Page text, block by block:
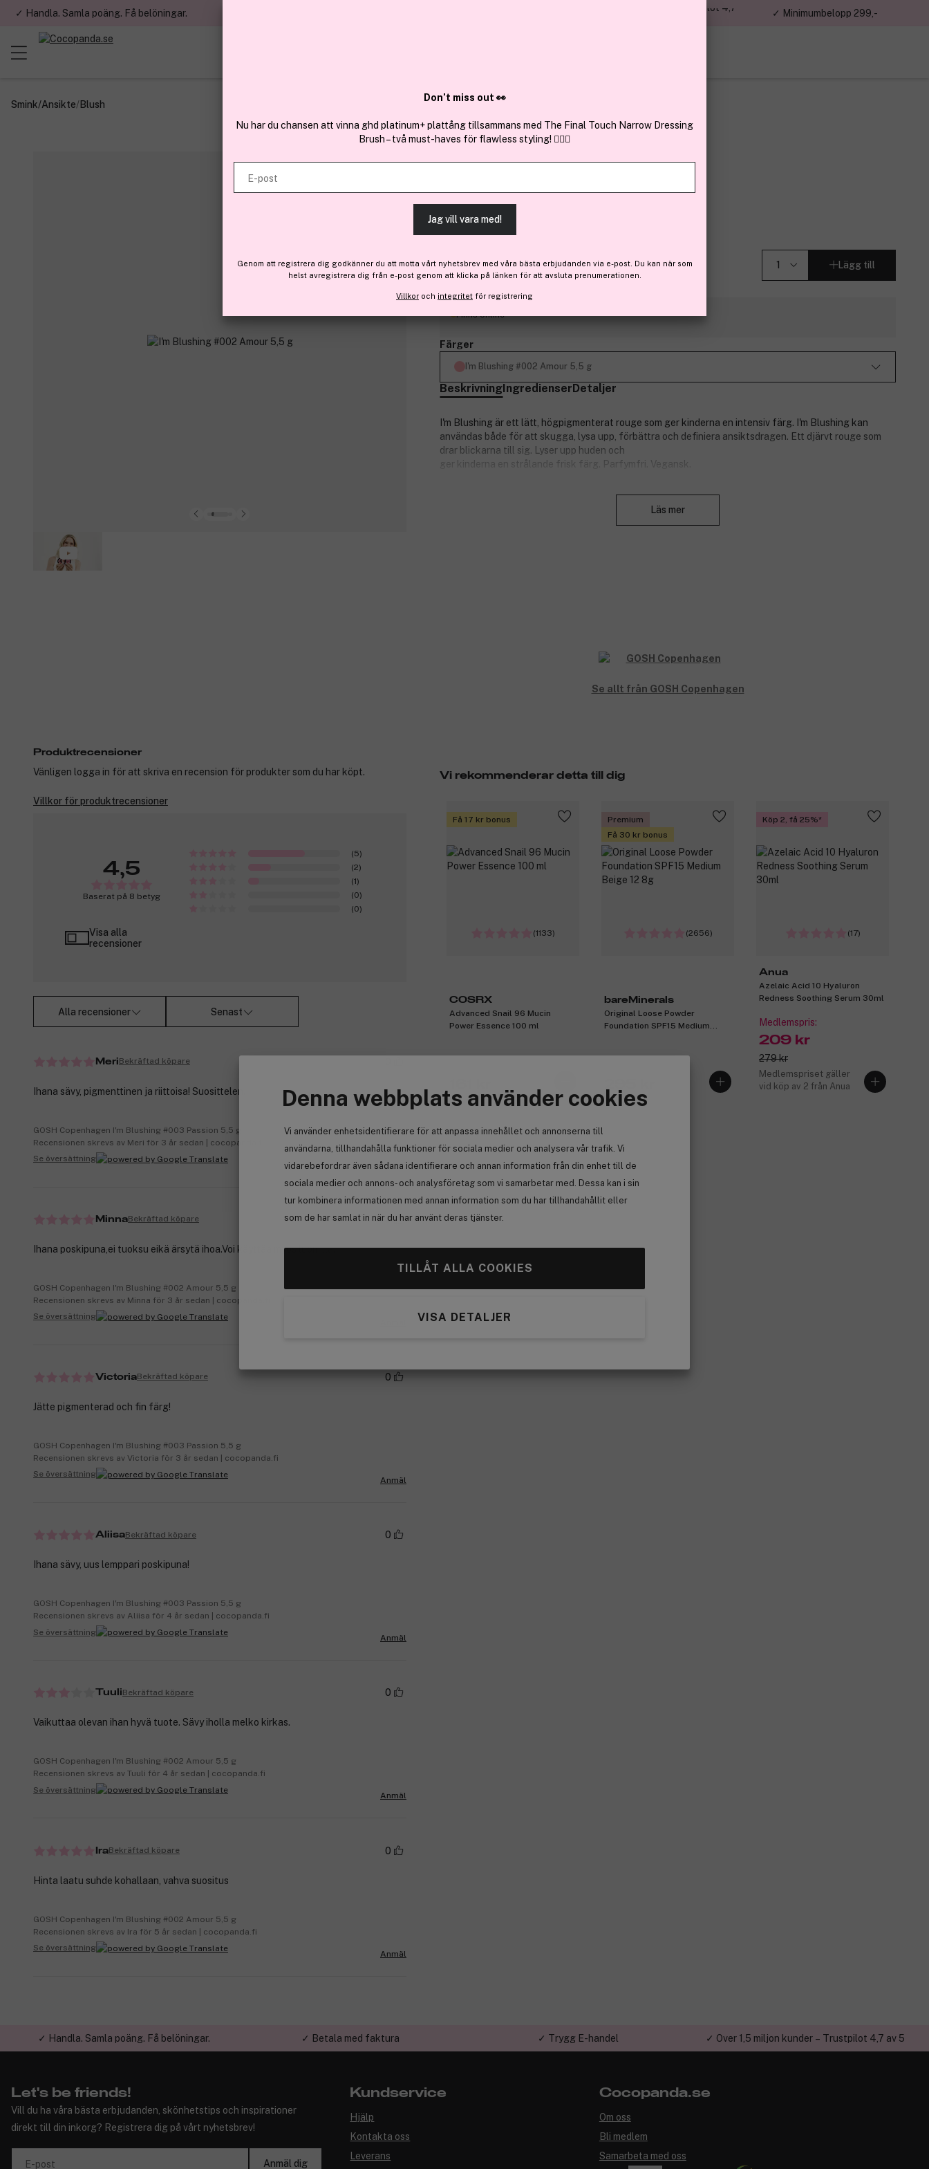
Denna webbplats använder cookies
Vi använder enhetsidentifierare för att anpassa innehållet och annonserna till
användarna, tillhandahålla funktioner för sociala medier och analysera vår trafik. Vi
vidarebefordrar även sådana identifierare och annan information från din enhet till de
sociala medier och annons- och analysföretag som vi samarbetar med. Dessa kan i sin
tur kombinera informationen med annan information som du har tillhandahållit eller
som de har samlat in när du har använt deras tjänster.
TILLÅT ALLA COOKIES
VISA DETALJER
✓ Handla. Samla poäng. Få belöningar.
✓ Över 1,5 miljon kunder – Trustpilot 4,7
✓ Minimumbelopp 299,-
Smink/Ansikte/Blush
I'm Blushing #002 Amour 5,5 g
146 kr Lägg till
Finns online
Färger
I'm Blushing #002 Amour 5,5 g
BeskrivningIngredienserDetaljer
I'm Blushing är ett lätt, högpigmenterat rouge som ger kinderna en intensiv färg. I'm Blushing kan
användas både för att skugga, lysa upp, förbättra och definiera ansiktsdragen. Ett djärvt rouge som
drar blickarna till sig. Lyser upp huden och
ger kinderna en strålande frisk färg. Parfymfri. Vegansk.
Läs mer
Se allt från GOSH Copenhagen
Vi rekommenderar detta till dig
Få 17 kr bonus
(1133)
COSRX
Advanced Snail 96 Mucin
Power Essence 100 ml
Premium
Få 30 kr bonus
(2656)
bareMinerals
Original Loose Powder
Foundation SPF15 Medium
Köp 2, få 25%
(17)
Anua
Azelaic Acid 10 Hyaluron
Redness Soothing Serum 30ml
Medlemspris:
209 kr
279 kr
Medlemspriset gäller
vid köp av 2 från Anua
Produktrecensioner
Vänligen logga in för att skriva en recension för produkter som du har köpt.
Villkor för produktrecensioner
4,5
Baserat på 8 betyg
(5)
(2)
(1)
(0)
(0)
Visa alla
recensioner
Alla recensioner Senast
MeriBekräftad köpare
Ihana sävy, pigmenttinen ja riittoisa! Suosittelen.
GOSH Copenhagen I'm Blushing #003 Passion 5,5 g
Recensionen skrevs av Meri för 3 år sedan | cocopanda.fi
Se översättning
Anmäl
MinnaBekräftad köpare 0
Ihana poskipuna,ei tuoksu eikä ärsytä ihoa.Voi käyttää myös luomilla.
GOSH Copenhagen I'm Blushing #002 Amour 5,5 g
Recensionen skrevs av Minna för 3 år sedan | cocopanda.fi
Se översättning
VictoriaBekräftad köpare 0
Jätte pigmenterad och fin färg!
GOSH Copenhagen I'm Blushing #003 Passion 5,5 g
Recensionen skrevs av Victoria för 3 år sedan | cocopanda.fi
Se översättning
Anmäl
AliisaBekräftad köpare 0
Ihana sävy, uus lemppari poskipuna!
GOSH Copenhagen I'm Blushing #003 Passion 5,5 g
Recensionen skrevs av Aliisa för 4 år sedan | cocopanda.fi
Se översättning
Anmäl
TuuliBekräftad köpare 0
Vaikuttaa olevan ihan hyvä tuote. Sävy iholla melko kirkas.
GOSH Copenhagen I'm Blushing #002 Amour 5,5 g
Recensionen skrevs av Tuuli för 4 år sedan | cocopanda.fi
Se översättning
Anmäl
IraBekräftad köpare 0
Hinta laatu suhde kohallaan, vahva suositus
GOSH Copenhagen I'm Blushing #002 Amour 5,5 g
Recensionen skrevs av Ira för 5 år sedan | cocopanda.fi
Se översättning
Anmäl
✓ Handla. Samla poäng. Få belöningar. ✓ Betala med faktura ✓ Trygg E-handel ✓ Över 1,5 miljon kunder – Trustpilot 4,7 av 5
Let's be friends!
Vill du ha våra bästa erbjudanden, skönhetstips och inspirationer
direkt till din inkorg? Registrera dig på vårt nyhetsbrev!
E-post Anmäl dig
Kundservice
Hjälp
Kontakta oss
Leverans
Cocopanda.se
Om oss
Bli medlem
Samarbeta med oss
Don’t miss out 👀
Nu har du chansen att vinna ghd platinum+ plattång tillsammans med The Final Touch Narrow Dressing
Brush – två must-haves för flawless styling! 💇‍♀️✨
E-post
Jag vill vara med!
Genom att registrera dig godkänner du att motta vårt nyhetsbrev med våra bästa erbjudanden via e-post. Du kan när som
helst avregistrera dig från e-post genom att klicka på länken för att avsluta prenumerationen.
Villkor och integritet för registrering